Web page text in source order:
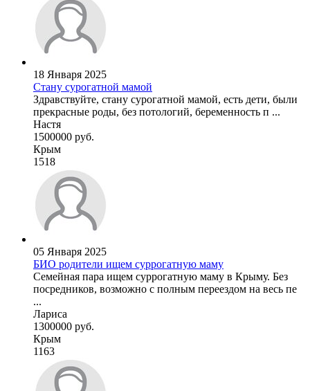
18 Января 2025
Стану сурогатной мамой
Здравствуйте, стану сурогатной мамой, есть дети, были
прекрасные роды, без потологий, беременность п ...
Настя
1500000 руб.
Крым
1518
05 Января 2025
БИО родители ищем суррогатную маму
Семейная пара ищем суррогатную маму в Крыму. Без
посредников, возможно с полным переездом на весь пе
...
Лариса
1300000 руб.
Крым
1163